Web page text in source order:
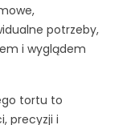
potrzeby,
i wyglądem
tortu to
precyzji i